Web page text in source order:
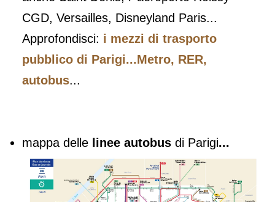
CGD, Versailles, Disneyland Paris...
Approfondisci: i mezzi di trasporto
pubblico di Parigi...Metro, RER,
autobus...
mappa delle linee autobus di Parigi...